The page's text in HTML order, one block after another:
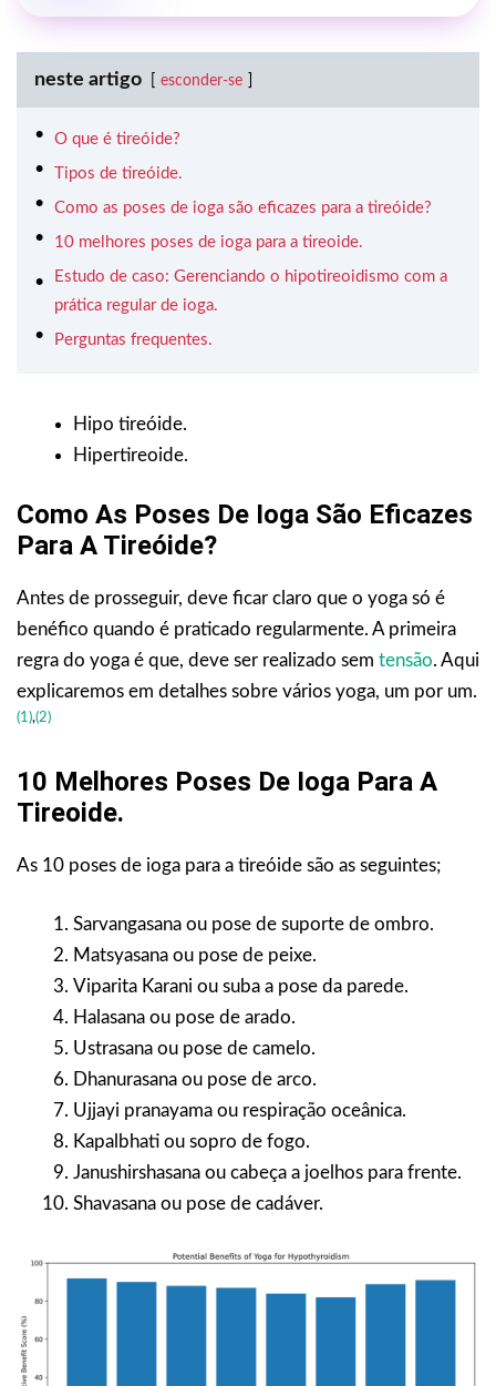
neste artigo esconder-se
O que é tireóide?
Tipos de tireóide.
Como as poses de ioga são eficazes para a tireóide?
10 melhores poses de ioga para a tireoide.
Estudo de caso: Gerenciando o hipotireoidismo com a
prática regular de ioga.
Perguntas frequentes.
Hipo tireóide.
Hipertireoide.
Como As Poses De Ioga São Eficazes
Para A Tireóide?
Antes de prosseguir, deve ficar claro que o yoga só é
benéfico quando é praticado regularmente. A primeira
regra do yoga é que, deve ser realizado sem tensão. Aqui
explicaremos em detalhes sobre vários yoga, um por um.
(1),(2)
10 Melhores Poses De Ioga Para A
Tireoide.
As 10 poses de ioga para a tireóide são as seguintes;
Sarvangasana ou pose de suporte de ombro.
Matsyasana ou pose de peixe.
Viparita Karani ou suba a pose da parede.
Halasana ou pose de arado.
Ustrasana ou pose de camelo.
Dhanurasana ou pose de arco.
Ujjayi pranayama ou respiração oceânica.
Kapalbhati ou sopro de fogo.
Janushirshasana ou cabeça a joelhos para frente.
Shavasana ou pose de cadáver.